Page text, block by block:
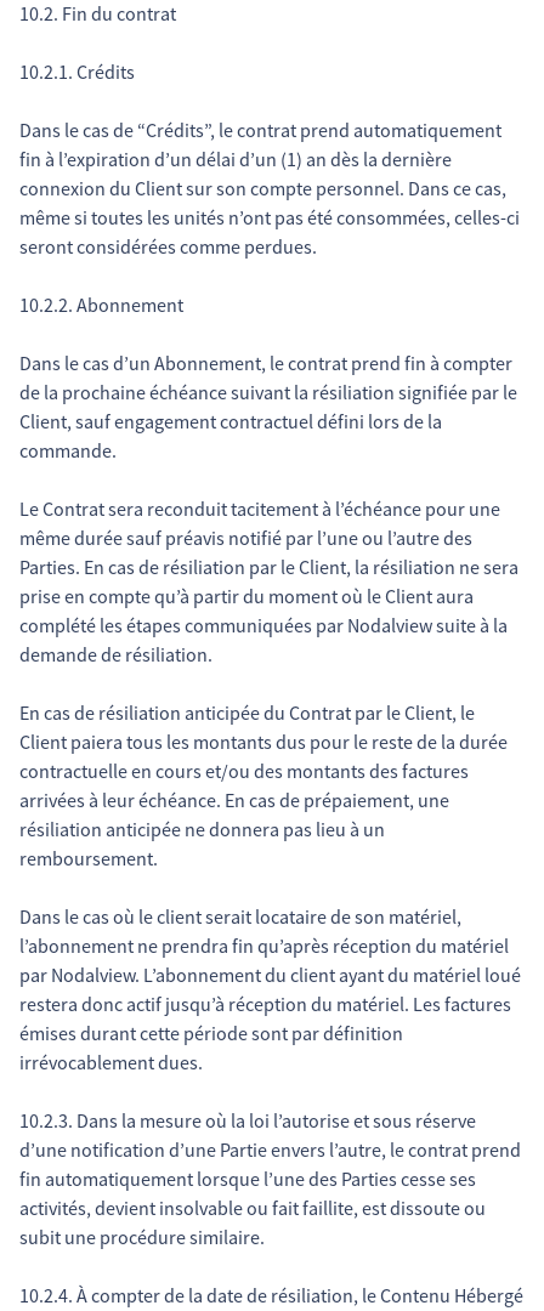
10.2. Fin du contrat
10.2.1. Crédits
Dans le cas de “Crédits”, le contrat prend automatiquement
fin à l’expiration d’un délai d’un (1) an dès la dernière
connexion du Client sur son compte personnel. Dans ce cas,
même si toutes les unités n’ont pas été consommées, celles-ci
seront considérées comme perdues.
10.2.2. Abonnement
Dans le cas d’un Abonnement, le contrat prend fin à compter
de la prochaine échéance suivant la résiliation signifiée par le
Client, sauf engagement contractuel défini lors de la
commande.
Le Contrat sera reconduit tacitement à l’échéance pour une
même durée sauf préavis notifié par l’une ou l’autre des
Parties. En cas de résiliation par le Client, la résiliation ne sera
prise en compte qu’à partir du moment où le Client aura
complété les étapes communiquées par Nodalview suite à la
demande de résiliation.
En cas de résiliation anticipée du Contrat par le Client, le
Client paiera tous les montants dus pour le reste de la durée
contractuelle en cours et/ou des montants des factures
arrivées à leur échéance. En cas de prépaiement, une
résiliation anticipée ne donnera pas lieu à un
remboursement.
Dans le cas où le client serait locataire de son matériel,
l’abonnement ne prendra fin qu’après réception du matériel
par Nodalview. L’abonnement du client ayant du matériel loué
restera donc actif jusqu’à réception du matériel. Les factures
émises durant cette période sont par définition
irrévocablement dues.
10.2.3. Dans la mesure où la loi l’autorise et sous réserve
d’une notification d’une Partie envers l’autre, le contrat prend
fin automatiquement lorsque l’une des Parties cesse ses
activités, devient insolvable ou fait faillite, est dissoute ou
subit une procédure similaire.
10.2.4. À compter de la date de résiliation, le Contenu Hébergé